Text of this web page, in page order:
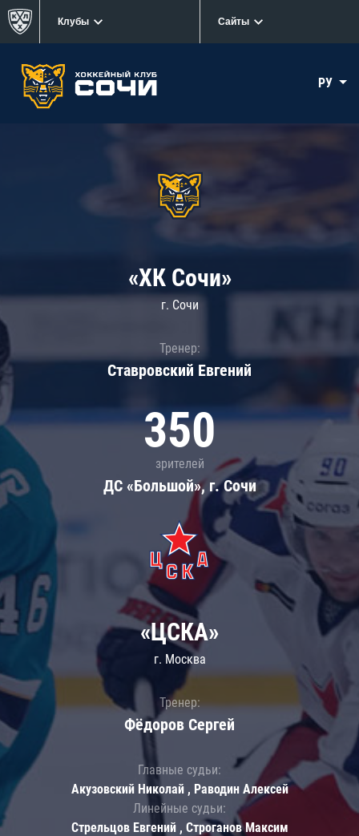
Клубы Сайты
РУ
«ХК Сочи»
г. Сочи
Тренер:
Ставровский Евгений
350
зрителей
ДС «Большой», г. Сочи
«ЦСКА»
г. Москва
Тренер:
Фёдоров Сергей
Главные судьи:
Акузовский Николай , Раводин Алексей
Линейные судьи:
Стрельцов Евгений , Строганов Максим